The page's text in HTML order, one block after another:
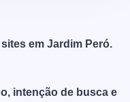
em Jardim Peró.
intenção de busca e